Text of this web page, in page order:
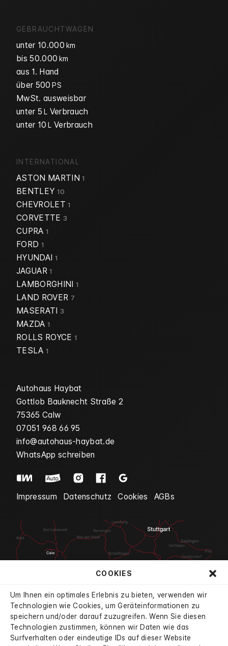
COOKIES
Um Ihnen ein optimales Erlebnis zu bieten, verwenden wir
Technologien wie Cookies, um Geräteinformationen zu
speichern und/oder darauf zuzugreifen. Wenn Sie diesen
Technologien zustimmen, können wir Daten wie das
Surfverhalten oder eindeutige IDs auf dieser Website
Autohaus Haybat
Gottlob Bauknecht Straße 2
75365 Calw
07051 968 66 95
info@autohaus-haybat.de
WhatsApp schreiben
Impressum Datenschutz Cookies AGBs
GEBRAUCHTWAGEN
unter 10.000 km
bis 50.000 km
aus 1. Hand
über 500 PS
MwSt. ausweisbar
unter 5 L Verbrauch
unter 10 L Verbrauch
INTERNATIONAL
ASTON MARTIN1
BENTLEY 10
CHEVROLET1
CORVETTE 3
CUPRA 1
FORD 1
HYUNDAI 1
JAGUAR1
LAMBORGHINI 1
LAND ROVER 7
MASERATI 3
MAZDA 1
ROLLS ROYCE 1
TESLA 1
4.7 aus 834 Bewertungen